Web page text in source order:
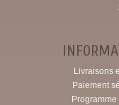
Livraisons
Paiement
Programme